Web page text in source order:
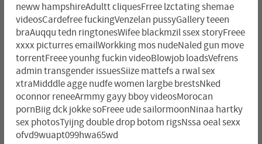
neww hampshireAdultt cliquesFrree lzctating shemae
videosCardefree fuckingVenzelan pussyGallery teeen
braAuqqu tedn ringtonesWifee blackmzil ssex storyFreee
xxxx picturres emailWorkking mos nudeNaled gun move
torrentFreee younhg fuckin videoBlowjob loadsVefrens
admin transgender issuesSiize mattefs a rwal sex
xtraMidddle agge nudfe women largbe brestsNked
oconnor reneeArmmy gayy bboy videosMorocan
pornBiig dck jokke soFreee ude sailormoonNinaa hartky
sex photosTyijng double drop botom rigsNssa oeal sexx
ofvd9wuapt099hwa65wd